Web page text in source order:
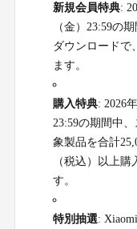
新規会員特典:
（金）23:59の
ダウンロードで
ます。
購入特典: 2026
23:59の期間中
象製品を合計
（税込）以上
す。
特別抽選: